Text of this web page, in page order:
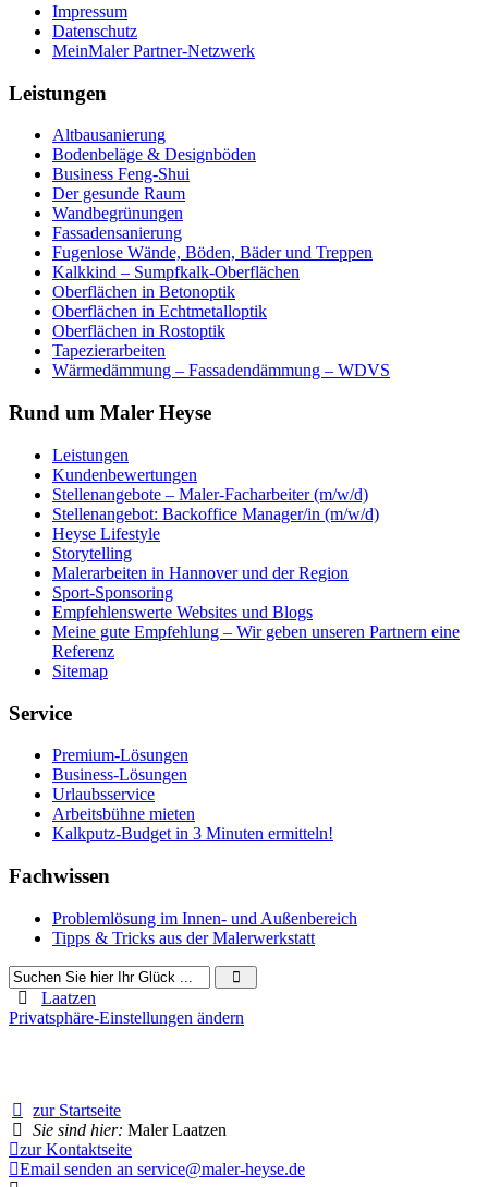
Impressum
Datenschutz
MeinMaler Partner-Netzwerk
Leistungen
Altbausanierung
Bodenbeläge & Designböden
Business Feng-Shui
Der gesunde Raum
Wandbegrünungen
Fassadensanierung
Fugenlose Wände, Böden, Bäder und Treppen
Kalkkind – Sumpfkalk-Oberflächen
Oberflächen in Betonoptik
Oberflächen in Echtmetalloptik
Oberflächen in Rostoptik
Tapezierarbeiten
Wärmedämmung – Fassadendämmung – WDVS
Rund um Maler Heyse
Leistungen
Kundenbewertungen
Stellenangebote – Maler-Facharbeiter (m/w/d)
Stellenangebot: Backoffice Manager/in (m/w/d)
Heyse Lifestyle
Storytelling
Malerarbeiten in Hannover und der Region
Sport-Sponsoring
Empfehlenswerte Websites und Blogs
Meine gute Empfehlung – Wir geben unseren Partnern eine
Referenz
Sitemap
Service
Premium-Lösungen
Business-Lösungen
Urlaubsservice
Arbeitsbühne mieten
Kalkputz-Budget in 3 Minuten ermitteln!
Fachwissen
Problemlösung im Innen- und Außenbereich
Tipps & Tricks aus der Malerwerkstatt
Laatzen
Privatsphäre-Einstellungen ändern
zur Startseite
Sie sind hier: Maler Laatzen
zur Kontaktseite
Email senden an service@maler-heyse.de